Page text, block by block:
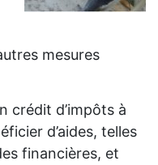
mesures
crédit d’impôts à
d’aides, telles
financières, et